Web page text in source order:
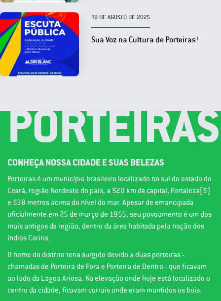
18 DE AGOSTO DE 2025
Sua Voz na Cultura de Porteiras!
PORTEIRAS
CONHEÇA NOSSA CIDADE E SUAS BELEZAS
Porteiras é um município brasileiro localizado no sul do estado do
Ceará, região Nordeste do país, a 520 km da capital, Fortaleza[5]
e 538 metros acima do nível do mar. Apesar de emancipada
oficialmente em 25 de março de 1955, seu povoamento é um dos
mais antigos da região, dentro da área habitada pela nação dos
índios Cariris.
O nome do distrito teria surgido devido a duas porteiras -
chamadas de Porteira de Fora e Porteira de Dentro - que ficavam
ao lado da Lagoa Ariosa. Na elevação onde hoje está localizado o
centro da cidade, ficavam currais onde eram mantidos os bois.